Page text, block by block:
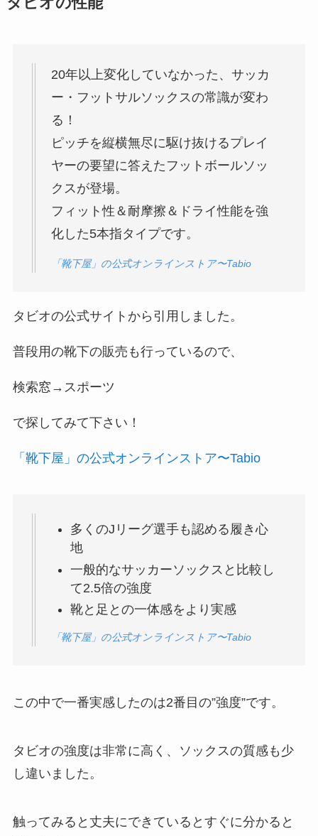
20年以上変化していなかった、サッカ
ー・フットサルソックスの常識が変わ
る！
ピッチを縦横無尽に駆け抜けるプレイ
ヤーの要望に答えたフットボールソッ
クスが登場。
フィット性＆耐摩擦＆ドライ性能を強
化した5本指タイプです。
「靴下屋」の公式オンラインストア〜Tabio
タビオの公式サイトから引用しました。
普段用の靴下の販売も行っているので、
検索窓→スポーツ
で探してみて下さい！
「靴下屋」の公式オンラインストア〜Tabio
多くのJリーグ選手も認める履き心
地
一般的なサッカーソックスと比較し
て2.5倍の強度
靴と足との一体感をより実感
「靴下屋」の公式オンラインストア〜Tabio
この中で一番実感したのは2番目の”強度”です。
タビオの強度は非常に高く、ソックスの質感も少
し違いました。
触ってみると丈夫にできているとすぐに分かると